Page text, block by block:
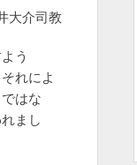
大介司教
う
れによ
はな
まし